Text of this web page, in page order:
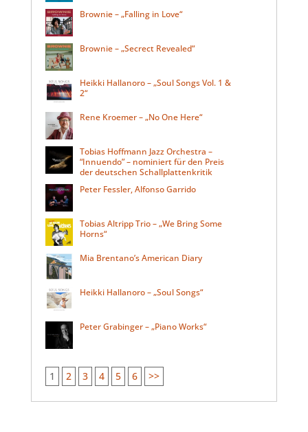
Brownie – „Falling in Love“
Brownie – „Secrect Revealed“
Heikki Hallanoro – „Soul Songs Vol. 1 &
2“
Rene Kroemer – „No One Here“
Tobias Hoffmann Jazz Orchestra –
“Innuendo” – nominiert für den Preis
der deutschen Schallplattenkritik
Peter Fessler, Alfonso Garrido
Tobias Altripp Trio – „We Bring Some
Horns“
Mia Brentano’s American Diary
Heikki Hallanoro – „Soul Songs“
Peter Grabinger – „Piano Works“
1 2 3 4 5 6 >>